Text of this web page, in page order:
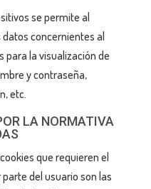
se permite al
concernientes al
para la visualización de
y contraseña,
etc.
LA NORMATIVA
que requieren el
del usuario son las